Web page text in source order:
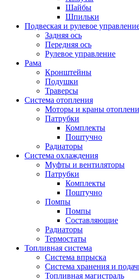
Шайбы
Шпильки
Подвеская и рулевое
Задняя ось
Передняя ось
Рулевое управление
Рама
Кронштейны
Подушки
Траверсы
Система отопления
Моторы и краны
Патрубки
Комплекты
Поштучно
Радиаторы
Система охлаждения
Муфты и вентиляторы
Патрубки
Комплекты
Поштучно
Помпы
Помпы
Составляющие
Радиаторы
Термостаты
Топливная система
Система впрыска
Система хранения и
Топливная магистраль